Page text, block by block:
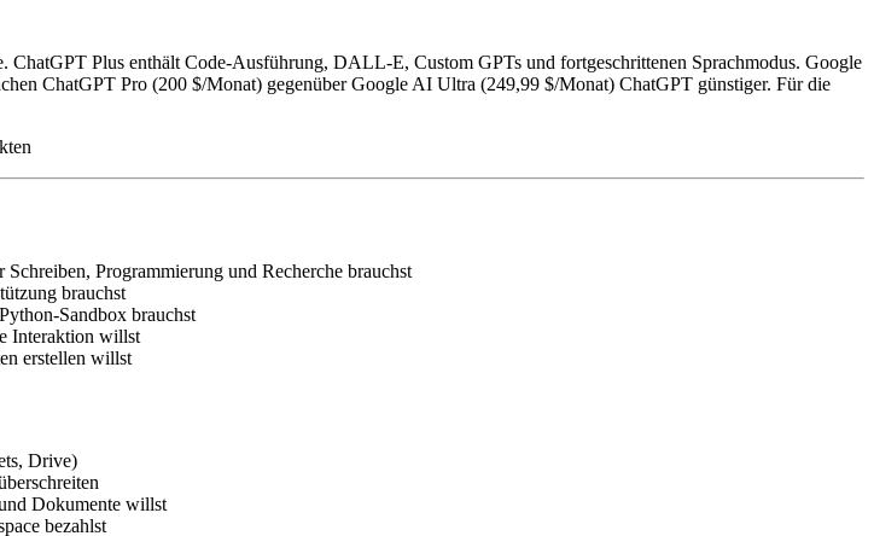
Plus enthält Code-Ausführung, DALL-E, Custom GPTs und fortgeschrittenen Sprachmodus. Google
ChatGPT Pro (200 $/Monat) gegenüber Google AI Ultra (249,99 $/Monat) ChatGPT günstiger. Für die
Programmierung und Recherche brauchst
brauchst
Sandbox brauchst
Interaktion willst
erstellen willst
Drive)
Dokumente willst
bezahlst